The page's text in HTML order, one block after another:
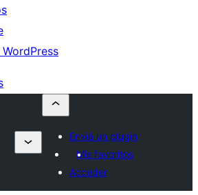
Enviá un plugin
Mis favoritos
Acceder